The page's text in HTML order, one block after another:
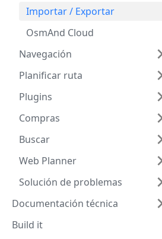
Importar / Exportar
OsmAnd Cloud
Navegación
Planificar ruta
Plugins
Compras
Buscar
Web Planner
Solución de problemas
Documentación técnica
Build it